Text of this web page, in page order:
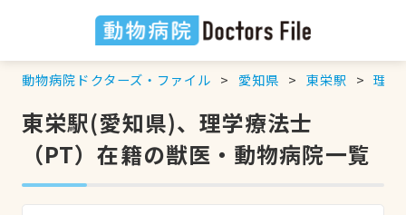
動物病院ドクターズ・ファイル 愛知県 東栄駅 理学
東栄駅(愛知県)、理学療法士
（PT）在籍の獣医・動物病院一覧